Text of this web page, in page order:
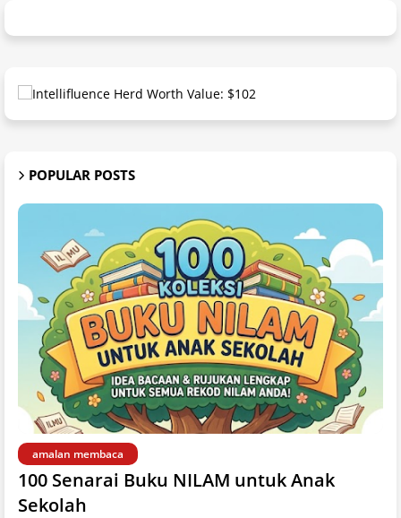
POPULAR POSTS
amalan membaca
100 Senarai Buku NILAM untuk Anak
Sekolah